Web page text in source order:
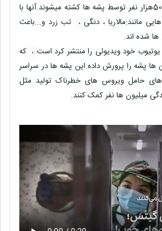
هر ساله در جهان بیش از 500هزار نفر توسط پشه ها کشته میشوند.آنها با
مانند:مالاریا ، دنگی ، تب زرد و...باعث
شده اند.
خود ویدیوئی را منتشر کرد است ، که
ها پشه را پرورش داده.این پشه ها در سراسر
حامل ویروس های خطرناک تولید مثل
میلیون ها نفر کمک کنند.